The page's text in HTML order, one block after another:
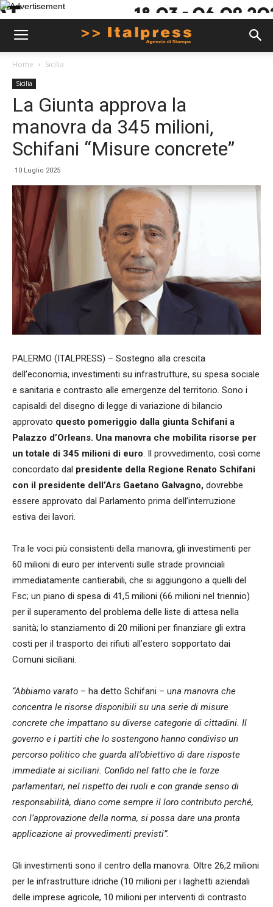
Home Sicilia
Sicilia
La Giunta approva la
manovra da 345 milioni,
Schifani “Misure concrete”
10 Luglio 2025
PALERMO (ITALPRESS) – Sostegno alla crescita
dell’economia, investimenti su infrastrutture, su spesa sociale
e sanitaria e contrasto alle emergenze del territorio. Sono i
capisaldi del disegno di legge di variazione di bilancio
approvato questo pomeriggio dalla giunta Schifani a
Palazzo d’Orleans. Una manovra che mobilita risorse per
un totale di 345 milioni di euro. Il provvedimento, così come
concordato dal presidente della Regione Renato Schifani
con il presidente dell’Ars Gaetano Galvagno, dovrebbe
essere approvato dal Parlamento prima dell’interruzione
estiva dei lavori.
Tra le voci più consistenti della manovra, gli investimenti per
60 milioni di euro per interventi sulle strade provinciali
immediatamente cantierabili, che si aggiungono a quelli del
Fsc; un piano di spesa di 41,5 milioni (66 milioni nel triennio)
per il superamento del problema delle liste di attesa nella
sanità; lo stanziamento di 20 milioni per finanziare gli extra
costi per il trasporto dei rifiuti all’estero sopportato dai
Comuni siciliani.
“Abbiamo varato – ha detto Schifani – una manovra che
concentra le risorse disponibili su una serie di misure
concrete che impattano su diverse categorie di cittadini. Il
governo e i partiti che lo sostengono hanno condiviso un
percorso politico che guarda all’obiettivo di dare risposte
immediate ai siciliani. Confido nel fatto che le forze
parlamentari, nel rispetto dei ruoli e con grande senso di
responsabilità, diano come sempre il loro contributo perché,
con l’approvazione della norma, si possa dare una pronta
applicazione ai provvedimenti previsti”.
Gli investimenti sono il centro della manovra. Oltre 26,2 milioni
per le infrastrutture idriche (10 milioni per i laghetti aziendali
delle imprese agricole, 10 milioni per interventi di contrasto